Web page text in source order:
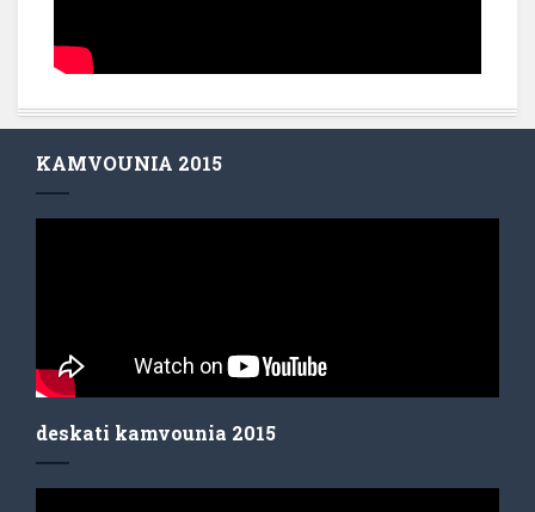
KAMVOUNIA 2015
deskati kamvounia 2015